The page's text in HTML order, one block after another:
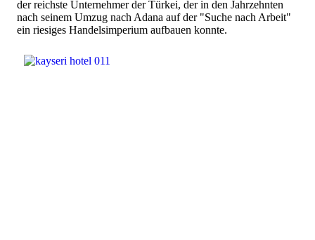
der reichste Unternehmer der Türkei, der in den Jahrzehnten
nach seinem Umzug nach Adana auf der "Suche nach Arbeit"
ein riesiges Handelsimperium aufbauen konnte.